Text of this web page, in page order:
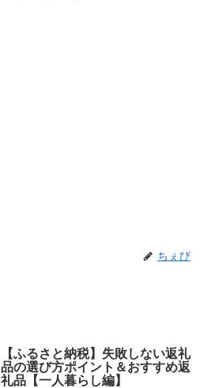
ちぇび
【ふるさと納税】失敗しない返礼
品の選び方ポイント＆おすすめ返
礼品【一人暮らし編】